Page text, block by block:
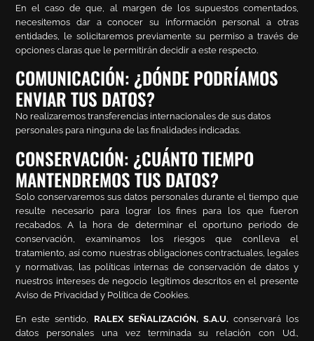
En el caso de que, al margen de los supuestos comentados,
necesitemos dar a conocer su información personal a otras
entidades, le solicitaremos previamente su permiso a través de
opciones claras que le permitirán decidir a este respecto.
COMUNICACIÓN: ¿DÓNDE PODRÍAMOS
ENVIAR TUS DATOS?
No realizaremos transferencias internacionales de sus datos
personales para ninguna de las finalidades indicadas.
CONSERVACIÓN: ¿CUÁNTO TIEMPO
MANTENDREMOS TUS DATOS?
Solo conservaremos sus datos personales durante el tiempo que
resulte necesario para lograr los fines para los que fueron
recabados. A la hora de determinar el oportuno periodo de
conservación, examinamos los riesgos que conlleva el
tratamiento, así como nuestras obligaciones contractuales, legales
y normativas, las políticas internas de conservación de datos y
nuestros intereses de negocio legítimos descritos en el presente
Aviso de Privacidad y Política de Cookies.
En este sentido, RALEX SEÑALIZACIÓN, S.A.U.conservará los
datos personales una vez terminada su relación con Ud.,